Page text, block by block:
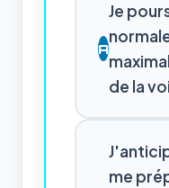
A
Je
de la
me